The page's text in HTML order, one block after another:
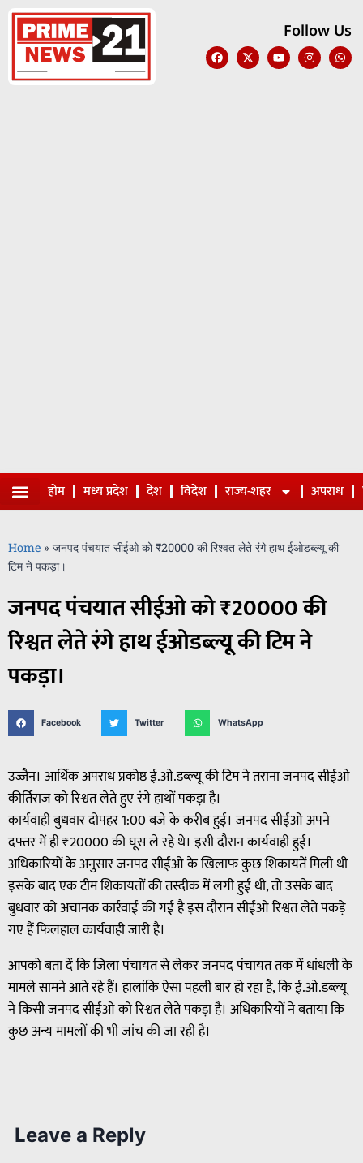
Follow Us
होम मध्य प्रदेश देश विदेश राज्य-शहर अपराध
Home » जनपद पंचयात सीईओ को ₹20000 की रिश्वत लेते रंगे हाथ ईओडब्ल्यू की
टिम ने पकड़ा।
जनपद पंचयात सीईओ को ₹20000 की
रिश्वत लेते रंगे हाथ ईओडब्ल्यू की टिम ने
पकड़ा।
Facebook Twitter WhatsApp
उज्जैन। आर्थिक अपराध प्रकोष्ठ ई.ओ.डब्ल्यू की टिम ने तराना जनपद सीईओ
कीर्तिराज को रिश्वत लेते हुए रंगे हाथों पकड़ा है।
कार्यवाही बुधवार दोपहर 1:00 बजे के करीब हुई। जनपद सीईओ अपने
दफ्तर में ही ₹20000 की घूस ले रहे थे। इसी दौरान कार्यवाही हुई।
अधिकारियों के अनुसार जनपद सीईओ के खिलाफ कुछ शिकायतें मिली थी
इसके बाद एक टीम शिकायतों की तस्दीक में लगी हुई थी, तो उसके बाद
बुधवार को अचानक कार्रवाई की गई है इस दौरान सीईओ रिश्वत लेते पकड़े
गए हैं फिलहाल कार्यवाही जारी है।
आपको बता दें कि जिला पंचायत से लेकर जनपद पंचायत तक में धांधली के
मामले सामने आते रहे हैं। हालांकि ऐसा पहली बार हो रहा है, कि ई.ओ.डब्ल्यू
ने किसी जनपद सीईओ को रिश्वत लेते पकड़ा है। अधिकारियों ने बताया कि
कुछ अन्य मामलों की भी जांच की जा रही है।
Leave a Reply